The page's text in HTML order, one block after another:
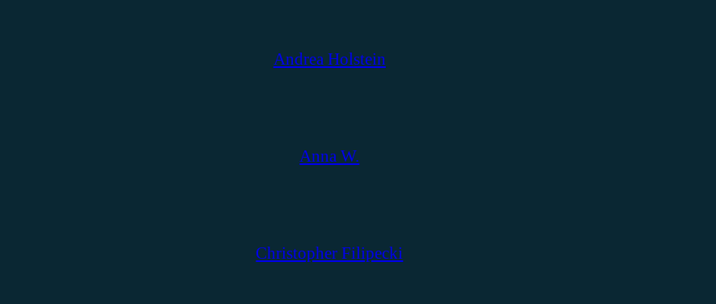
Andrea Holstein
Anna W.
Christopher Filipecki